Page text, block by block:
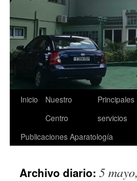
Saltar
contenido
Inicio
Nuestro
Centro
Principales
servicios
Publicaciones Aparatología
Archivo diario: 5